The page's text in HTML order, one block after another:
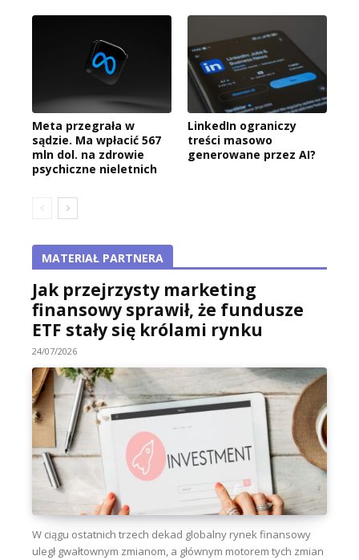
Meta przegrała w
sądzie. Ma wpłacić 567
mln dol. na zdrowie
psychiczne nieletnich
LinkedIn ograniczy
treści masowo
generowane przez AI?
MATERIAŁ PARTNERA
Jak przejrzysty marketing
finansowy sprawił, że fundusze
ETF stały się królami rynku
24/07/2026
W ciągu ostatnich trzech dekad globalny rynek finansowy
uległ gwałtownym zmianom, a głównym motorem tych zmian